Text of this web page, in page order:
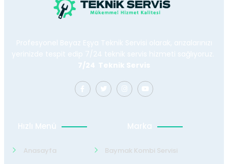
Profesyonel Beyaz Eşya Teknik Servisi olarak, arızalarınızı
yerinizde tespit edip 7/24 teknik servis hizmeti sağlıyoruz.
7/24 Teknik Servis
Hızlı Menü
Anasayfa
Marka
Baymak Kombi Servisi